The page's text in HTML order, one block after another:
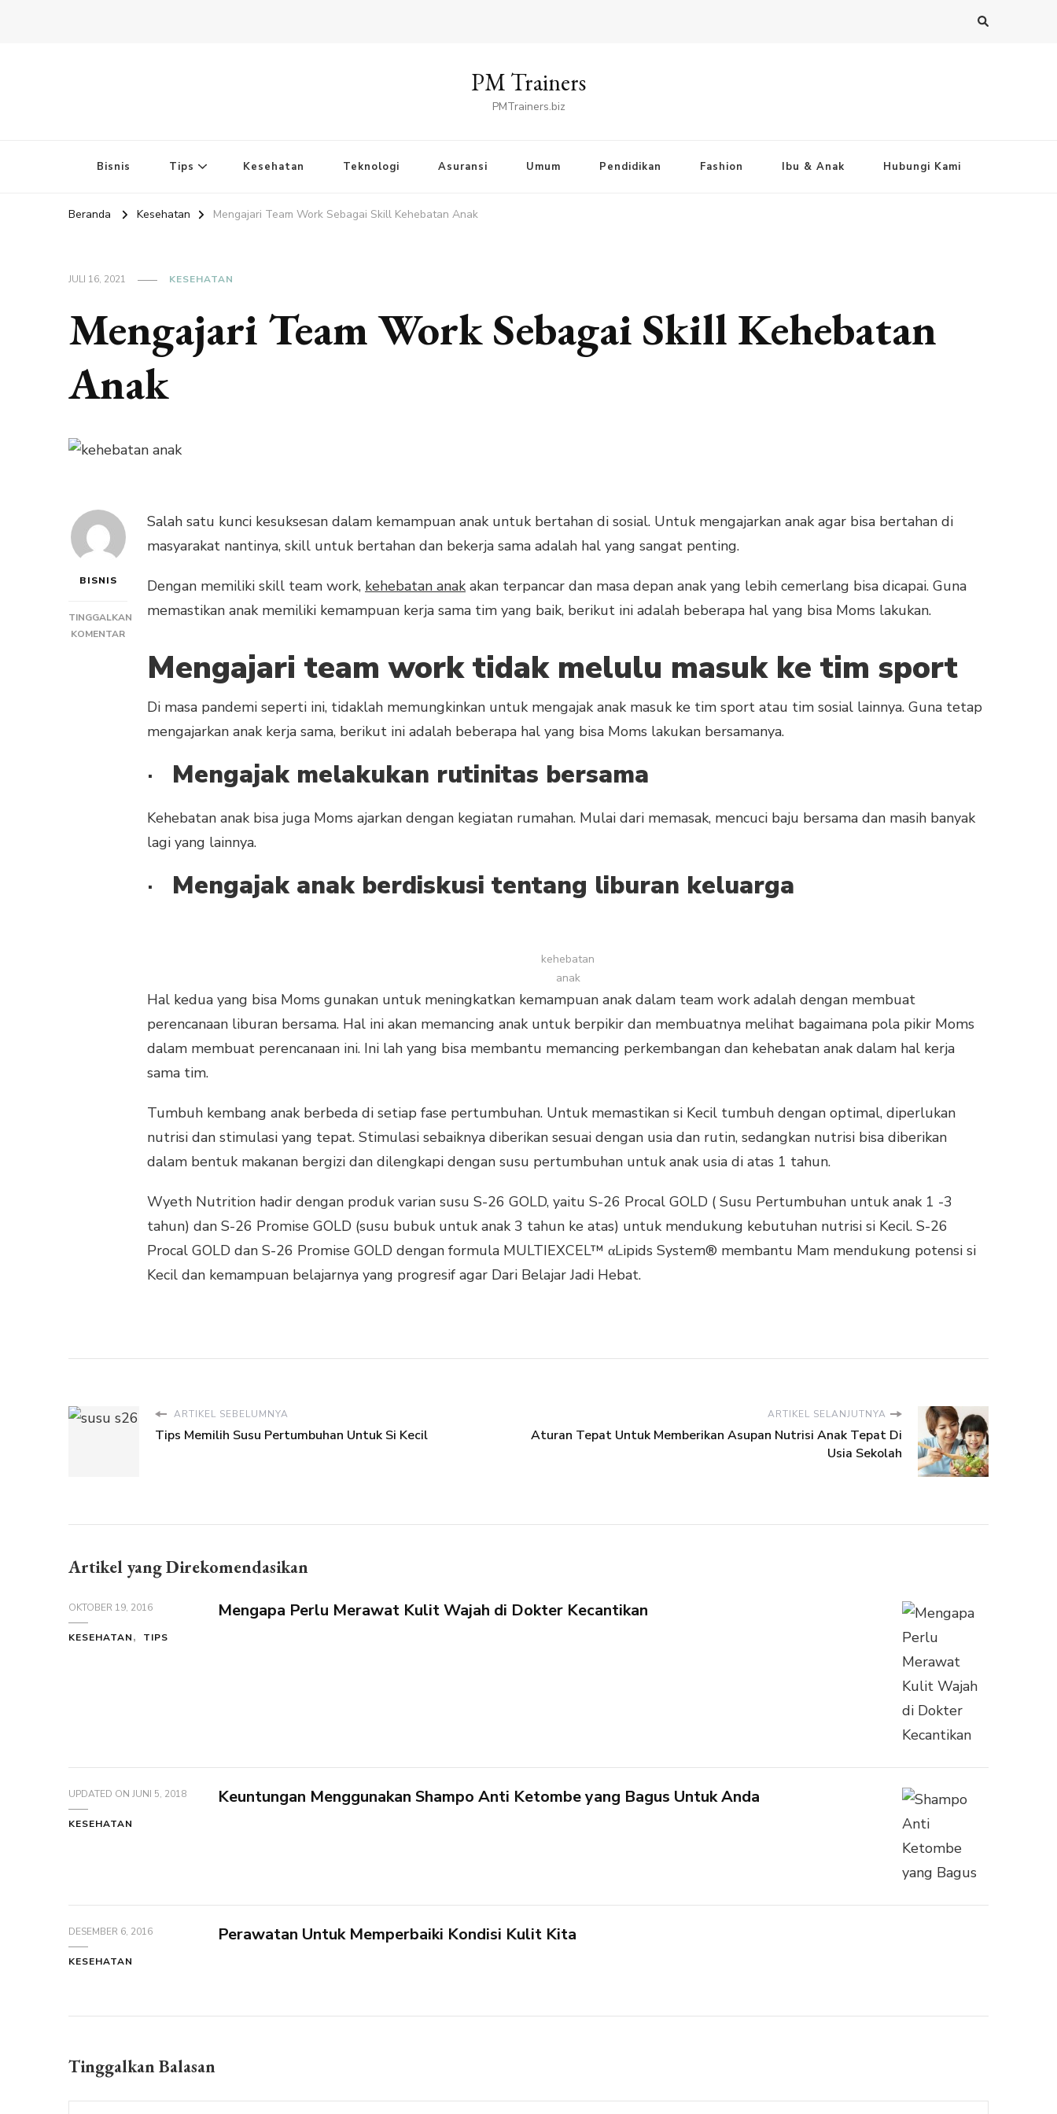
PM Trainers
PMTrainers.biz
Bisnis Tips Kesehatan Teknologi Asuransi Umum Pendidikan Fashion Ibu & Anak Hubungi Kami
Beranda Kesehatan Mengajari Team Work Sebagai Skill Kehebatan Anak
JULI 16, 2021 KESEHATAN
Mengajari Team Work Sebagai Skill Kehebatan
Anak
BISNIS
TINGGALKAN
KOMENTARPADA
SEBAGAI
SKILL
KEHEBATAN
Salah satu kunci kesuksesan dalam kemampuan anak untuk bertahan di sosial. Untuk mengajarkan anak agar bisa bertahan di
masyarakat nantinya, skill untuk bertahan dan bekerja sama adalah hal yang sangat penting.
Dengan memiliki skill team work, kehebatan anak akan terpancar dan masa depan anak yang lebih cemerlang bisa dicapai. Guna
memastikan anak memiliki kemampuan kerja sama tim yang baik, berikut ini adalah beberapa hal yang bisa Moms lakukan.
Mengajari team work tidak melulu masuk ke tim sport
Di masa pandemi seperti ini, tidaklah memungkinkan untuk mengajak anak masuk ke tim sport atau tim sosial lainnya. Guna tetap
mengajarkan anak kerja sama, berikut ini adalah beberapa hal yang bisa Moms lakukan bersamanya.
· Mengajak melakukan rutinitas bersama
Kehebatan anak bisa juga Moms ajarkan dengan kegiatan rumahan. Mulai dari memasak, mencuci baju bersama dan masih banyak
lagi yang lainnya.
· Mengajak anak berdiskusi tentang liburan keluarga
kehebatan
anak
Hal kedua yang bisa Moms gunakan untuk meningkatkan kemampuan anak dalam team work adalah dengan membuat
perencanaan liburan bersama. Hal ini akan memancing anak untuk berpikir dan membuatnya melihat bagaimana pola pikir Moms
dalam membuat perencanaan ini. Ini lah yang bisa membantu memancing perkembangan dan kehebatan anak dalam hal kerja
sama tim.
Tumbuh kembang anak berbeda di setiap fase pertumbuhan. Untuk memastikan si Kecil tumbuh dengan optimal, diperlukan
nutrisi dan stimulasi yang tepat. Stimulasi sebaiknya diberikan sesuai dengan usia dan rutin, sedangkan nutrisi bisa diberikan
dalam bentuk makanan bergizi dan dilengkapi dengan susu pertumbuhan untuk anak usia di atas 1 tahun.
Wyeth Nutrition hadir dengan produk varian susu S-26 GOLD, yaitu S-26 Procal GOLD ( Susu Pertumbuhan untuk anak 1 -3
tahun) dan S-26 Promise GOLD (susu bubuk untuk anak 3 tahun ke atas) untuk mendukung kebutuhan nutrisi si Kecil. S-26
Procal GOLD dan S-26 Promise GOLD dengan formula MULTIEXCEL™ αLipids System® membantu Mam mendukung potensi si
Kecil dan kemampuan belajarnya yang progresif agar Dari Belajar Jadi Hebat.
ARTIKEL SEBELUMNYA
Tips Memilih Susu Pertumbuhan Untuk Si Kecil
ARTIKEL SELANJUTNYA
Aturan Tepat Untuk Memberikan Asupan Nutrisi Anak Tepat Di
Usia Sekolah
Artikel yang Direkomendasikan
OKTOBER 19, 2016
KESEHATAN TIPS
Mengapa Perlu Merawat Kulit Wajah di Dokter Kecantikan
UPDATED ON JUNI 5, 2018
KESEHATAN
Keuntungan Menggunakan Shampo Anti Ketombe yang Bagus Untuk Anda
DESEMBER 6, 2016
KESEHATAN
Perawatan Untuk Memperbaiki Kondisi Kulit Kita
Tinggalkan Balasan